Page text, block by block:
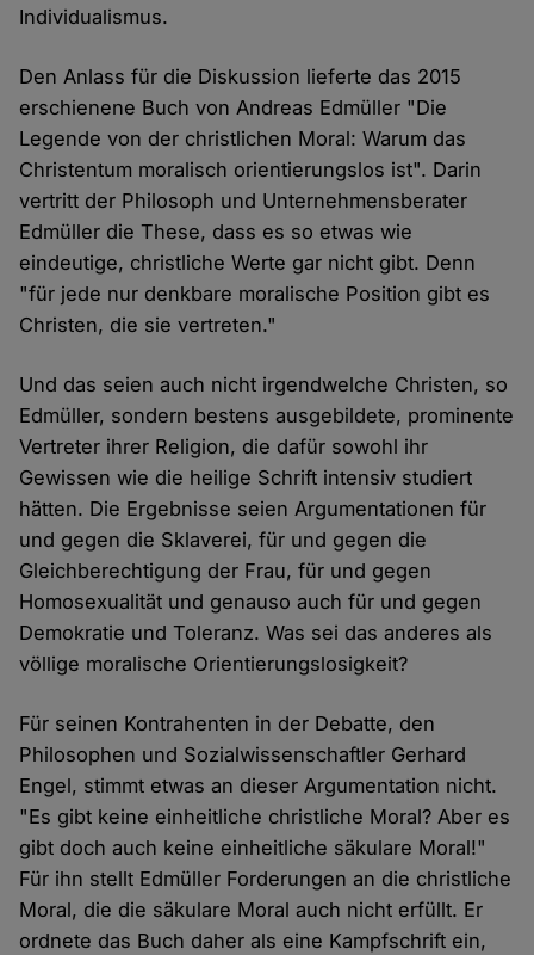
Individualismus.
Den Anlass für die Diskussion lieferte das 2015
erschienene Buch von Andreas Edmüller "Die
Legende von der christlichen Moral: Warum das
Christentum moralisch orientierungslos ist". Darin
vertritt der Philosoph und Unternehmensberater
Edmüller die These, dass es so etwas wie
eindeutige, christliche Werte gar nicht gibt. Denn
"für jede nur denkbare moralische Position gibt es
Christen, die sie vertreten."
Und das seien auch nicht irgendwelche Christen, so
Edmüller, sondern bestens ausgebildete, prominente
Vertreter ihrer Religion, die dafür sowohl ihr
Gewissen wie die heilige Schrift intensiv studiert
hätten. Die Ergebnisse seien Argumentationen für
und gegen die Sklaverei, für und gegen die
Gleichberechtigung der Frau, für und gegen
Homosexualität und genauso auch für und gegen
Demokratie und Toleranz. Was sei das anderes als
völlige moralische Orientierungslosigkeit?
Für seinen Kontrahenten in der Debatte, den
Philosophen und Sozialwissenschaftler Gerhard
Engel, stimmt etwas an dieser Argumentation nicht.
"Es gibt keine einheitliche christliche Moral? Aber es
gibt doch auch keine einheitliche säkulare Moral!"
Für ihn stellt Edmüller Forderungen an die christliche
Moral, die die säkulare Moral auch nicht erfüllt. Er
ordnete das Buch daher als eine Kampfschrift ein,